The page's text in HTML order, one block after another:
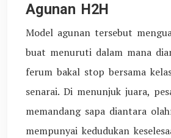
Agunan H2H
Model agunan tersebut
buat menuruti dalam mana
ferum bakal stop bersama
senarai. Di menunjuk juara,
memandang sapa diantara
mempunyai kedudukan